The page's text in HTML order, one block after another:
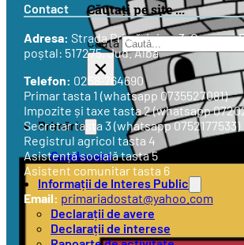
Căutați pe site ...
Caută
×
Primăria
Conducere
Informații de Interes Public
Declarații de avere
Declarații de interese
Contact
Adresa: StradaPrimăriei nr. 3, Comuna
poștal: 517275, Jud. Alba
Telefon: 0258-764690
Primar tasta 1 (whatsapp 0735527081)
Impozite și taxe tasta 2 (whatsapp
Secretar tasta 3 (whatsapp 0752177533)
Registrul agricol tasta 4
Asistență socială tasta 5
Asistent comunitar tasta 6
Email: primariadostat@yahoo.com